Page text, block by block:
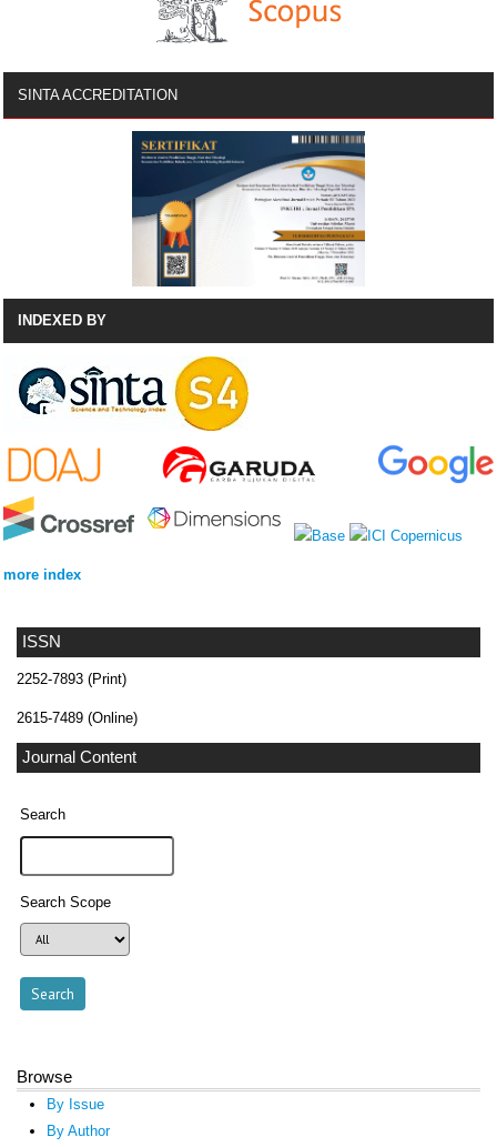
ISSN
2252-7893 (Print)
2615-7489 (Online)
Journal Content
Search
Search Scope
Browse
By Issue
By Author
SINTA ACCREDITATION
INDEXED BY
more index